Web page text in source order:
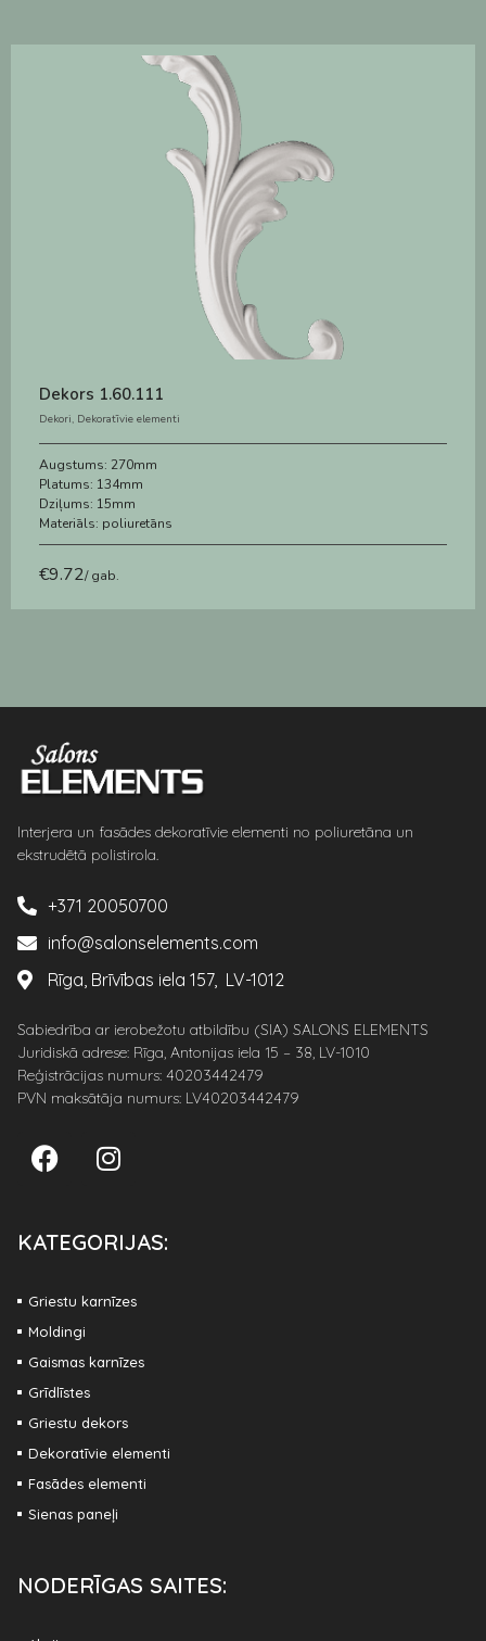
Dekors 1.60.111
Dekori, Dekoratīvie elementi
Augstums: 270mm
Platums: 134mm
Dziļums: 15mm
Materiāls: poliuretāns
€9.72/ gab.
Interjera un fasādes dekoratīvie elementi no poliuretāna un
ekstrudētā polistirola.
+371 20050700
info@salonselements.com
Rīga, Brīvības iela 157, LV-1012
Sabiedrība ar ierobežotu atbildību (SIA) SALONS ELEMENTS
Juridiskā adrese: Rīga, Antonijas iela 15 – 38, LV-1010
Reģistrācijas numurs: 40203442479
PVN maksātāja numurs: LV40203442479
KATEGORIJAS:
Griestu karnīzes
Moldingi
Gaismas karnīzes
Grīdlīstes
Griestu dekors
Dekoratīvie elementi
Fasādes elementi
Sienas paneļi
NODERĪGAS SAITES: